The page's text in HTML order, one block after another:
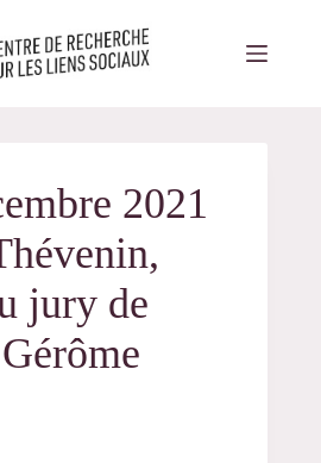
2021
jury de